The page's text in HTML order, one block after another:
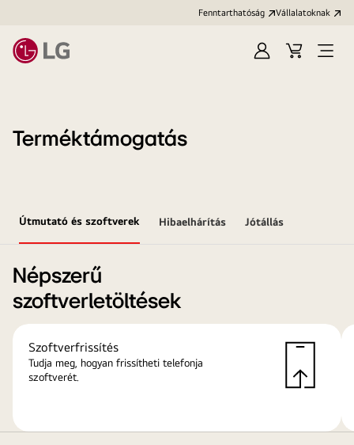
Fenntarthatóság Vállalatoknak
Bejelentkezés
KosárMenü
Terméktámogatás
Útmutató és szoftverek Hibaelhárítás Jótállás
Népszerű
szoftverletöltések
Szoftverfrissítés
Tudja meg, hogyan frissítheti telefonja
szoftverét.